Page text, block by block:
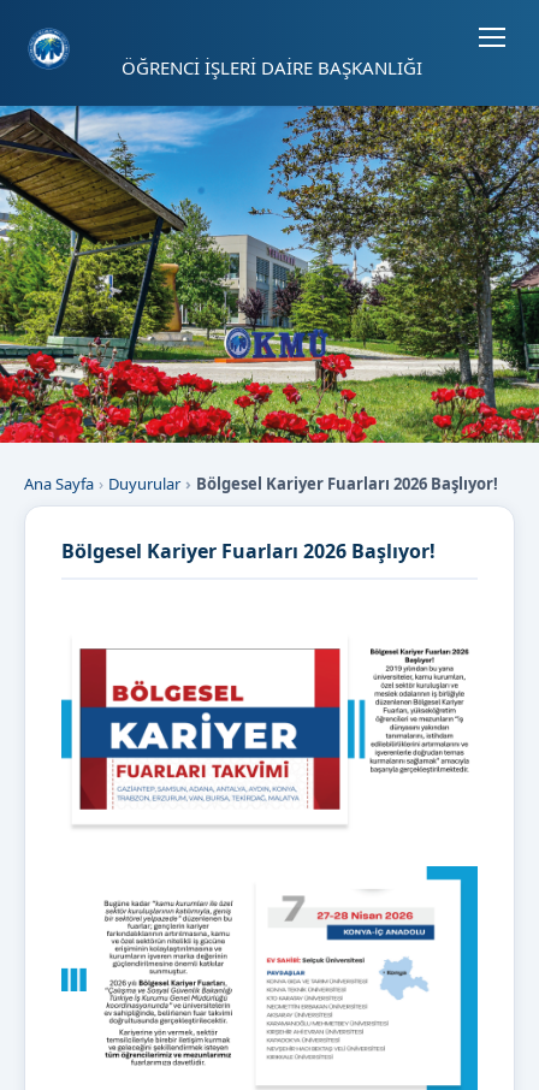
ÖĞRENCİ İŞLERİ DAİRE BAŞKANLIĞI
Ana Sayfa Duyurular Bölgesel Kariyer Fuarları 2026 Başlıyor!
Bölgesel Kariyer Fuarları 2026 Başlıyor!